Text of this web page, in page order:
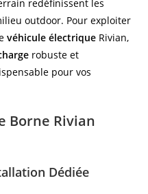
redéfinissent les
outdoor. Pour exploiter
véhicule électrique Rivian,
robuste et
pour vos
Borne Rivian
Dédiée